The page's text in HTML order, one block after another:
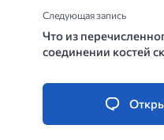
Следующая запись
Что из
соединении костей